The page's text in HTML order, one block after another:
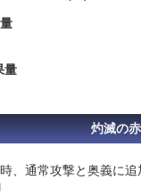
量
灼滅の
、通常攻撃と奥義に